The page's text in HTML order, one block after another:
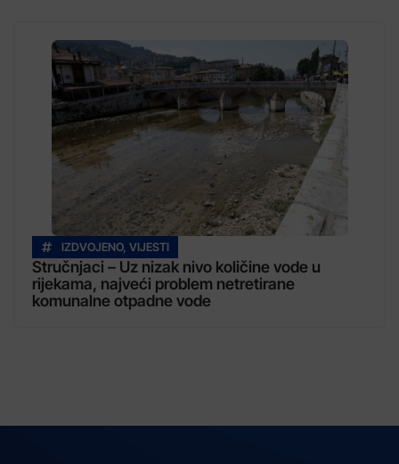
IZDVOJENO, VIJESTI
Stručnjaci – Uz nizak nivo količine vode u
rijekama, najveći problem netretirane
komunalne otpadne vode